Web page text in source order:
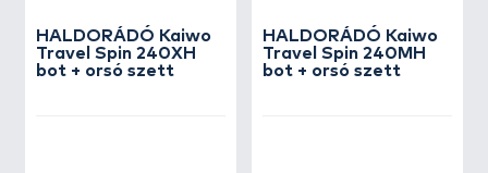
HALDORÁDÓ Kaiwo
Travel Spin 240XH
bot + orsó szett
HALDORÁDÓ Kaiwo
Travel Spin 240MH
bot + orsó szett